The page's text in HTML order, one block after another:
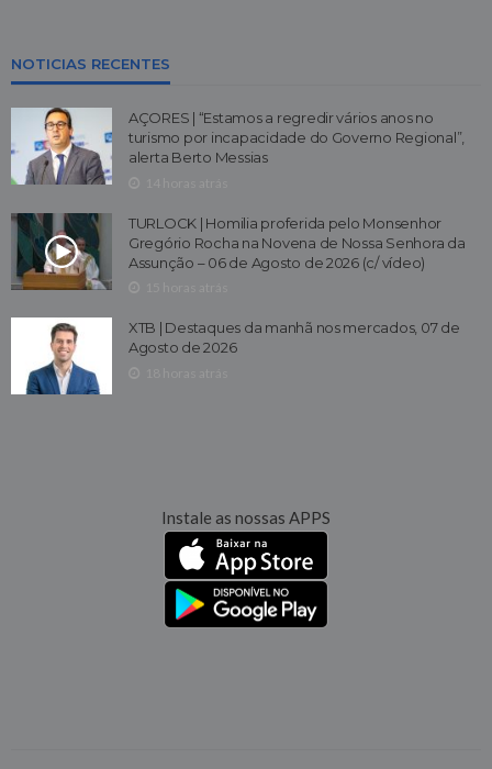
NOTICIAS RECENTES
AÇORES | “Estamos a regredir vários anos no
turismo por incapacidade do Governo Regional”,
alerta Berto Messias
TURLOCK | Homilia proferida pelo Monsenhor
Gregório Rocha na Novena de Nossa Senhora da
Assunção – 06 de Agosto de 2026 (c/ vídeo)
XTB | Destaques da manhã nos mercados, 07 de
Agosto de 2026
Instale as nossas APPS